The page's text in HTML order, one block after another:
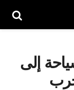
إلى